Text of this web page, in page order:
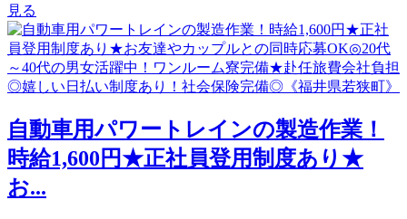
見る
⾃動⾞⽤パワートレインの製造作業！
時給1,600円★正社員登用制度あり★
お...